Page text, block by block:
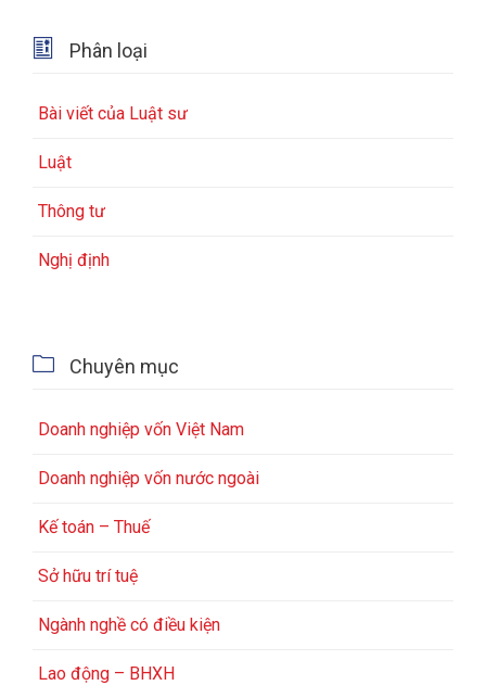
 Phân loại
Bài viết của Luật sư
Luật
Thông tư
Nghị định
 Chuyên mục
Doanh nghiệp vốn Việt Nam
Doanh nghiệp vốn nước ngoài
Kế toán – Thuế
Sở hữu trí tuệ
Ngành nghề có điều kiện
Lao động – BHXH